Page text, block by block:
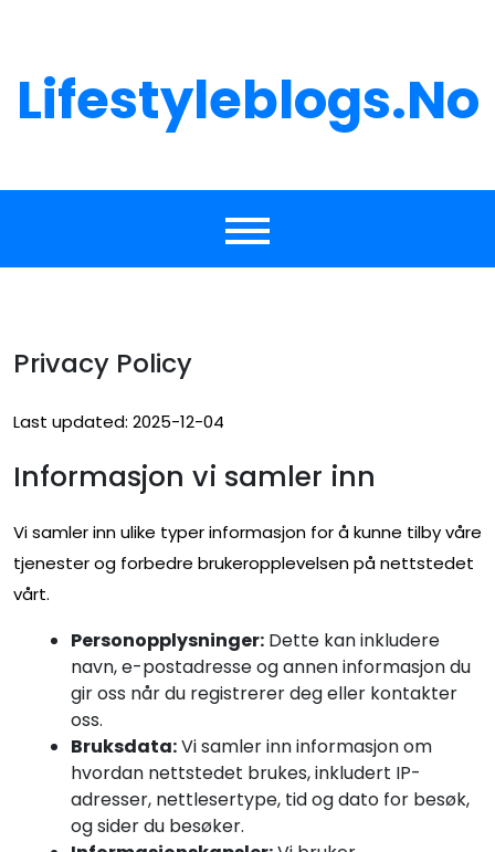
Lifestyleblogs.no
Privacy Policy
Last updated: 2025-12-04
Informasjon vi samler inn
Vi samler inn ulike typer informasjon for å kunne tilby våre
tjenester og forbedre brukeropplevelsen på nettstedet
vårt.
Personopplysninger: Dette kan inkludere
navn, e-postadresse og annen informasjon du
gir oss når du registrerer deg eller kontakter
oss.
Bruksdata:Vi samler inn informasjon om
hvordan nettstedet brukes, inkludert IP-
adresser, nettlesertype, tid og dato for besøk,
og sider du besøker.